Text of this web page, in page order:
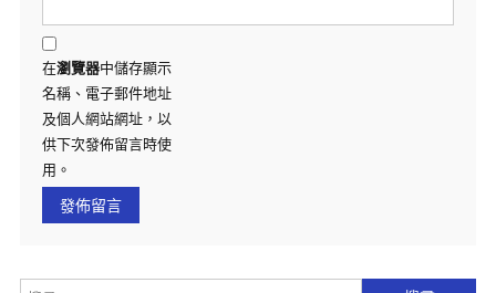
在瀏覽器中儲存顯示
名稱、電子郵件地址
及個人網站網址，以
供下次發佈留言時使
用。